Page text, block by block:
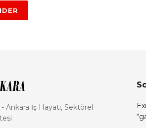
Ankara İş Hayatı, Sektörel